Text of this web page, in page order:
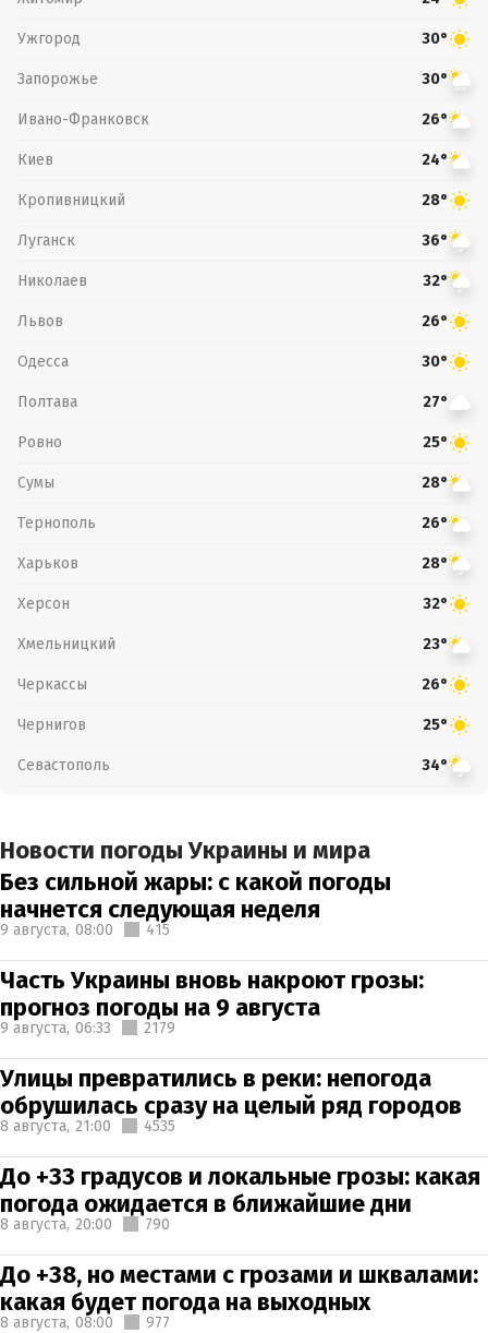
Ужгород 30°
Запорожье 30°
Ивано-Франковск 26°
Киев 24°
Кропивницкий 28°
Луганск 36°
Николаев 32°
Львов 26°
Одесса 30°
Полтава 27°
Ровно 25°
Сумы 28°
Тернополь 26°
Харьков 28°
Херсон 32°
Хмельницкий 23°
Черкассы 26°
Чернигов 25°
Севастополь 34°
Новости погоды Украины и мира
Без сильной жары: с какой погоды
начнется следующая неделя
9 августа, 08:00 415
Часть Украины вновь накроют грозы:
прогноз погоды на 9 августа
9 августа, 06:33 2179
Улицы превратились в реки: непогода
обрушилась сразу на целый ряд городов
8 августа, 21:00 4535
До +33 градусов и локальные грозы: какая
погода ожидается в ближайшие дни
8 августа, 20:00 790
До +38, но местами с грозами и шквалами:
какая будет погода на выходных
8 августа, 08:00 977